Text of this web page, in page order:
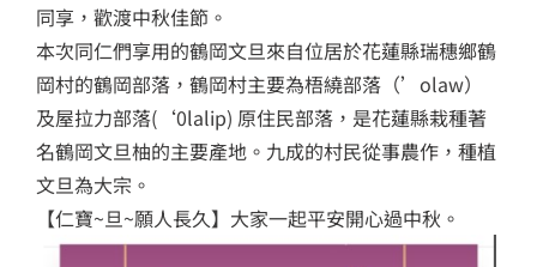
同享，歡渡中秋佳節。
本次同仁們享用的鶴岡文旦來自位居於花蓮縣瑞穗鄉鶴
岡村的鶴岡部落，鶴岡村主要為梧繞部落（’olaw）
及屋拉力部落(‘0lalip) 原住民部落，是花蓮縣栽種著
名鶴岡文旦柚的主要產地。九成的村民從事農作，種植
文旦為大宗。
【仁寶~旦~願人長久】大家一起平安開心過中秋。